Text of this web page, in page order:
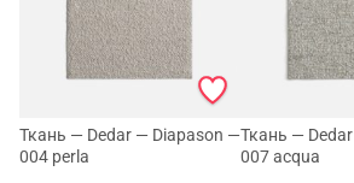
Ткань — Dedar — Diapason —
004 perla
Ткань —
007 acqua